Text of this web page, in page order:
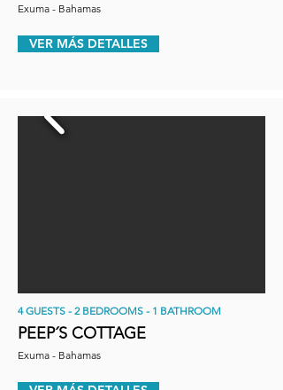
Exuma - Bahamas
VER MÁS DETALLES
4 GUESTS - 2 BEDROOMS - 1 BATHROOM
PEEP´S COTTAGE
Exuma - Bahamas